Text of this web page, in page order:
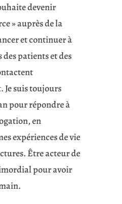
devenir
» auprès de la
et continuer à
des patients et des
suis toujours
pour répondre à
en
expériences de vie
Être acteur de
pour avoir